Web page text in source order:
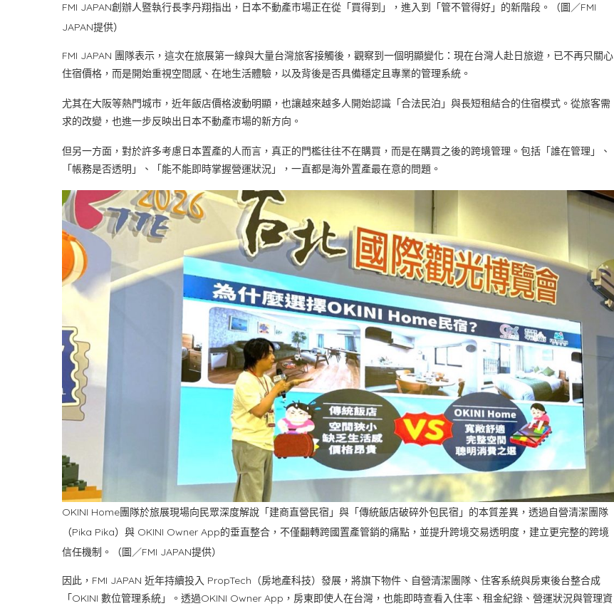
FMI JAPAN創辦人暨執行長李丹翔指出，日本不動產市場正在從「買得到」，進入到「管不管得好」的新階段。（圖／FMI
JAPAN提供）
FMI JAPAN 團隊表示，這次在旅展第一線與大量台灣旅客接觸後，觀察到一個明顯變化：現在台灣人赴日旅遊，已不再只關心
住宿價格，而是開始重視空間感、在地生活體驗，以及背後是否具備穩定且專業的管理系統。
尤其在大阪等熱門城市，近年飯店價格波動明顯，也讓越來越多人開始認識「合法民泊」與長短租結合的住宿模式。從旅客需
求的改變，也進一步反映出日本不動產市場的新方向。
但另一方面，對於許多考慮日本置產的人而言，真正的門檻往往不在購買，而是在購買之後的跨境管理。包括「誰在管理」、
「帳務是否透明」、「能不能即時掌握營運狀況」，一直都是海外置產最在意的問題。
OKINI Home團隊於旅展現場向民眾深度解說「建商直營民宿」與「傳統飯店破碎外包民宿」的本質差異，透過自營清潔團隊
（Pika Pika）與 OKINI Owner App的垂直整合，不僅翻轉跨國置產管銷的痛點，並提升跨境交易透明度，建立更完整的跨境
信任機制。（圖／FMI JAPAN提供）
因此，FMI JAPAN 近年持續投入 PropTech（房地產科技）發展，將旗下物件、自營清潔團隊、住客系統與房東後台整合成
「OKINI 數位管理系統」。透過OKINI Owner App，房東即使人在台灣，也能即時查看入住率、租金紀錄、營運狀況與管理資